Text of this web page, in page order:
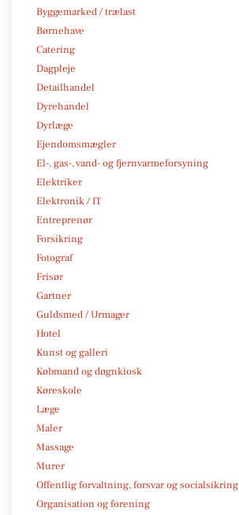
Byggemarked / trælast
Børnehave
Catering
Dagpleje
Detailhandel
Dyrehandel
Dyrlæge
Ejendomsmægler
El-, gas-, vand- og fjernvarmeforsyning
Elektriker
Elektronik / IT
Entreprenør
Forsikring
Fotograf
Frisør
Gartner
Guldsmed / Urmager
Hotel
Kunst og galleri
Købmand og døgnkiosk
Køreskole
Læge
Maler
Massage
Murer
Offentlig forvaltning, forsvar og socialsikring
Organisation og forening